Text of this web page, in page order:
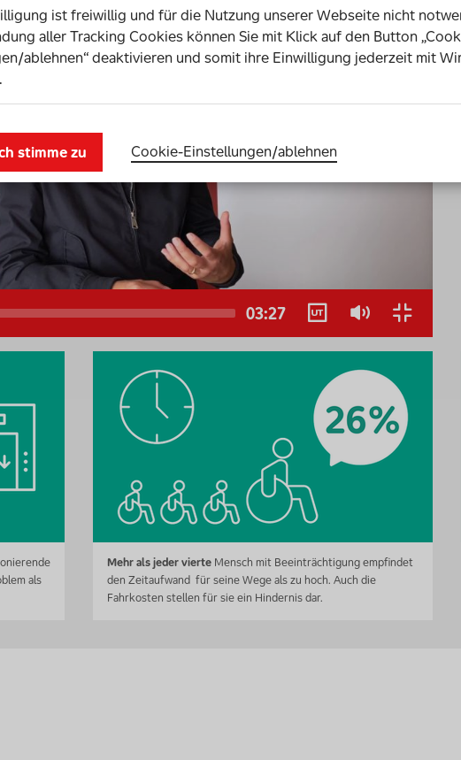
03:27
als
Mehr als jeder vierte Mensch mit Beeinträchtigung empfindet
den Zeitaufwand für seine Wege als zu hoch. Auch die
Fahrkosten stellen für sie ein Hindernis dar.
ist freiwillig und für die Nutzung unserer Webseite nicht
aller Tracking Cookies können Sie mit Klick auf den Button
ablehnen“ deaktivieren und somit ihre Einwilligung jederzeit mit
stimme zu Cookie-Einstellungen­/­ablehnen